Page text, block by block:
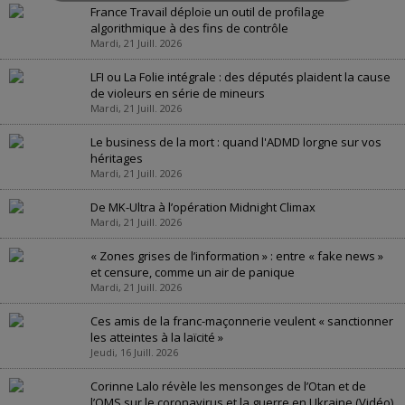
France Travail déploie un outil de profilage
algorithmique à des fins de contrôle
Mardi, 21 Juill. 2026
LFI ou La Folie intégrale : des députés plaident la cause
de violeurs en série de mineurs
Mardi, 21 Juill. 2026
Le business de la mort : quand l'ADMD lorgne sur vos
héritages
Mardi, 21 Juill. 2026
De MK-Ultra à l’opération Midnight Climax
Mardi, 21 Juill. 2026
« Zones grises de l’information » : entre « fake news »
et censure, comme un air de panique
Mardi, 21 Juill. 2026
Ces amis de la franc-maçonnerie veulent « sanctionner
les atteintes à la laïcité »
Jeudi, 16 Juill. 2026
Corinne Lalo révèle les mensonges de l’Otan et de